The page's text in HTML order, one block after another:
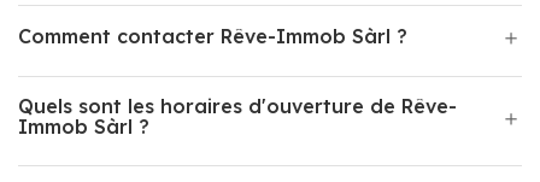
Comment contacter Rêve-Immob Sàrl ?
Quels sont les horaires d'ouverture de Rêve-
Immob Sàrl ?